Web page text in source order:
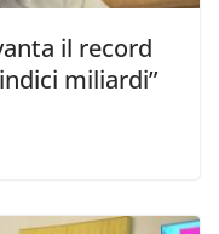
il record
miliardi”